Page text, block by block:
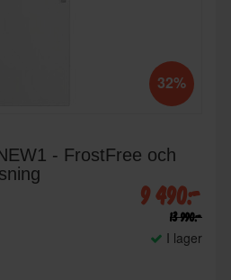
32%
- FrostFree och
9 490:-
13 990:-
I lager